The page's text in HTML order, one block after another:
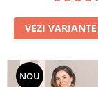
VEZI VARIANTE
NOU